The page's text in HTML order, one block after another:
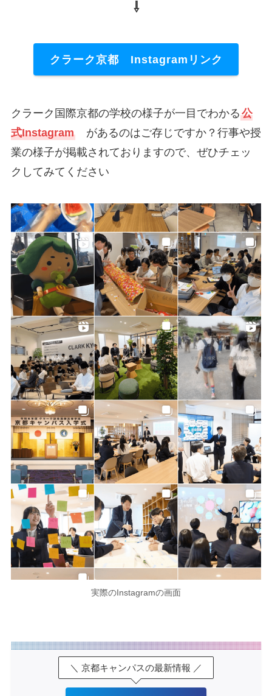
⇩
クラーク京都 Instagramリンク
クラーク国際京都の学校の様子が一目でわかる公
式Instagramがあるのはご存じですか？行事や授
業の様子が掲載されておりますので、ぜひチェッ
クしてみてください
実際のInstagramの画面
＼ 京都キャンパスの最新情報 ／